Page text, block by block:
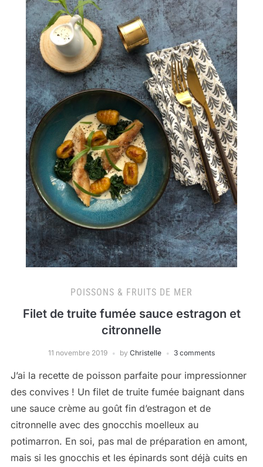
POISSONS & FRUITS DE MER
Filet de truite fumée sauce estragon et
citronnelle
11 novembre 2019 by Christelle 3 comments
J’ai la recette de poisson parfaite pour impressionner
des convives ! Un filet de truite fumée baignant dans
une sauce crème au goût fin d’estragon et de
citronnelle avec des gnocchis moelleux au
potimarron. En soi, pas mal de préparation en amont,
mais si les gnocchis et les épinards sont déjà cuits en